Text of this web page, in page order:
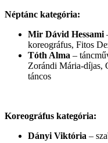
Néptánc kategória:
Mir Dávid Hessami
koreográfus, Fitos
Tóth Alma –
Zorándi Mária-díjas,
táncos
Koreográfus kategória:
Dányi Viktória –